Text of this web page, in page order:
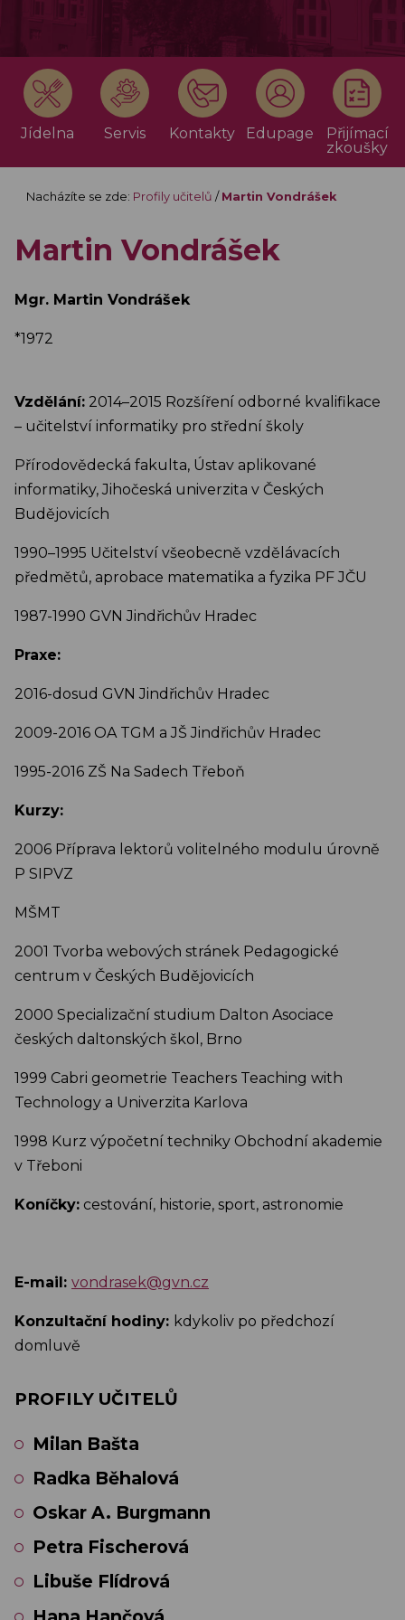
Jídelna Servis Kontakty Edupage
Přijímací
zkoušky
Nacházíte se zde: Profily učitelů / Martin Vondrášek
Martin Vondrášek
Mgr. Martin Vondrášek
*1972
Vzdělání: 2014–2015 Rozšíření odborné kvalifikace
– učitelství informatiky pro střední školy
Přírodovědecká fakulta, Ústav aplikované
informatiky, Jihočeská univerzita v Českých
Budějovicích
1990–1995 Učitelství všeobecně vzdělávacích
předmětů, aprobace matematika a fyzika PF JČU
1987-1990 GVN Jindřichův Hradec
Praxe:
2016-dosud GVN Jindřichův Hradec
2009-2016 OA TGM a JŠ Jindřichův Hradec
1995-2016 ZŠ Na Sadech Třeboň
Kurzy:
2006 Příprava lektorů volitelného modulu úrovně
P SIPVZ
MŠMT
2001 Tvorba webových stránek Pedagogické
centrum v Českých Budějovicích
2000 Specializační studium Dalton Asociace
českých daltonských škol, Brno
1999 Cabri geometrie Teachers Teaching with
Technology a Univerzita Karlova
1998 Kurz výpočetní techniky Obchodní akademie
v Třeboni
Koníčky: cestování, historie, sport, astronomie
E-mail: vondrasek@gvn.cz
Konzultační hodiny: kdykoliv po předchozí
domluvě
PROFILY UČITELŮ
Milan Bašta
Radka Běhalová
Oskar A. Burgmann
Petra Fischerová
Libuše Flídrová